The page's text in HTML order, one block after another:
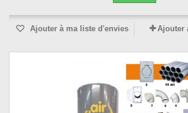
Ajouter à ma liste d'envies Ajouter